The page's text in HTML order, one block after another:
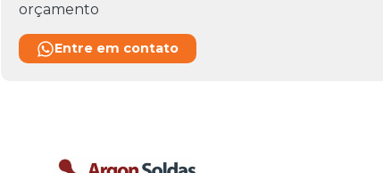
orçamento
Entre em contato